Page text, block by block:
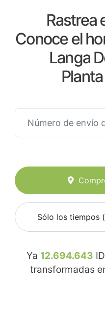
Rastrea
Conoce el
Langa
Sólo los tiempos
Ya 12.694.643
transformadas